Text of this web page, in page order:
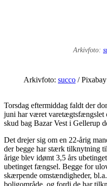
Arkivfoto:
Arkivfoto: succo / Pixabay
Torsdag eftermiddag faldt der
juni har været varetægtsfængslet
skud bag Bazar Vest i Gellerup
Det drejer sig om en 22-årig
der begge har stærk tilknytning
årige blev idømt 3,5 års
ubetinget fængsel. Begge for
skærpende omstændigheder,
boligområde, og fordi de har